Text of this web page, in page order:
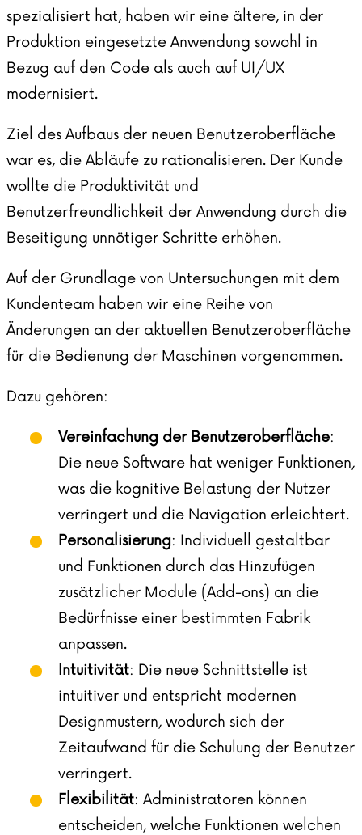
spezialisiert hat, haben wir eine ältere, in der
Produktion eingesetzte Anwendung sowohl in
Bezug auf den Code als auch auf UI/UX
modernisiert.
Ziel des Aufbaus der neuen Benutzeroberfläche
war es, die Abläufe zu rationalisieren. Der Kunde
wollte die Produktivität und
Benutzerfreundlichkeit der Anwendung durch die
Beseitigung unnötiger Schritte erhöhen.
Auf der Grundlage von Untersuchungen mit dem
Kundenteam haben wir eine Reihe von
Änderungen an der aktuellen Benutzeroberfläche
für die Bedienung der Maschinen vorgenommen.
Dazu gehören:
Vereinfachung der Benutzeroberfläche:
Die neue Software hat weniger Funktionen,
was die kognitive Belastung der Nutzer
verringert und die Navigation erleichtert.
Personalisierung: Individuell gestaltbar
und Funktionen durch das Hinzufügen
zusätzlicher Module (Add-ons) an die
Bedürfnisse einer bestimmten Fabrik
anpassen.
Intuitivität: Die neue Schnittstelle ist
intuitiver und entspricht modernen
Designmustern, wodurch sich der
Zeitaufwand für die Schulung der Benutzer
verringert.
Flexibilität: Administratoren können
entscheiden, welche Funktionen welchen